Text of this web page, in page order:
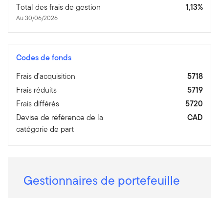
Total des frais de gestion
Au 30/06/2026
1,13%
Codes de fonds
Frais d’acquisition
5718
Frais réduits
5719
Frais différés
5720
Devise de référence de la
catégorie de part
CAD
Gestionnaires de portefeuille